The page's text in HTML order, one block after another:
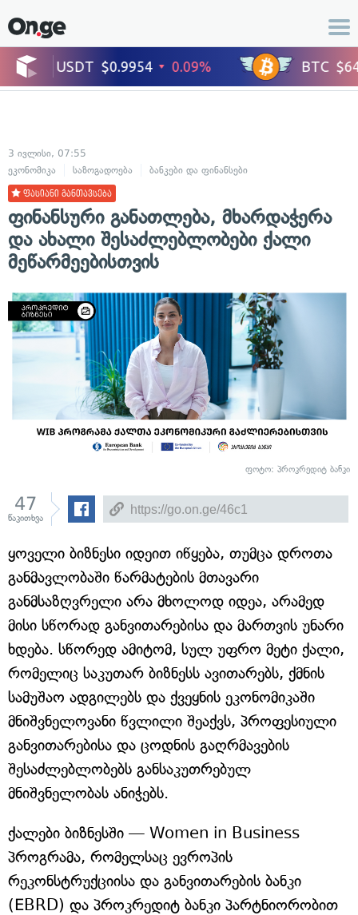
3 ივლისი, 07:55
ეკონომიკა
საზოგადოება ბანკები და ფინანსები
ფასიანი განთავსება
ფინანსური განათლება, მხარდაჭერა
და ახალი შესაძლებლობები ქალი
მეწარმეებისთვის
ფოტო: პროკრედიტ ბანკი
47
წაკითხვა
ყოველი ბიზნესი იდეით იწყება, თუმცა დროთა
განმავლობაში წარმატების მთავარი
განმსაზღვრელი არა მხოლოდ იდეა, არამედ
მისი სწორად განვითარებისა და მართვის უნარი
ხდება. სწორედ ამიტომ, სულ უფრო მეტი ქალი,
რომელიც საკუთარ ბიზნესს ავითარებს, ქმნის
სამუშაო ადგილებს და ქვეყნის ეკონომიკაში
მნიშვნელოვანი წვლილი შეაქვს, პროფესიული
განვითარებისა და ცოდნის გაღრმავების
შესაძლებლობებს განსაკუთრებულ
მნიშვნელობას ანიჭებს.
ქალები ბიზნესში — Women in Business
პროგრამა, რომელსაც ევროპის
რეკონსტრუქციისა და განვითარების ბანკი
(EBRD) და პროკრედიტ ბანკი პარტნიორობით